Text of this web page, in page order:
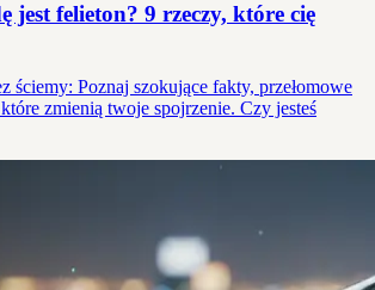
jest felieton? 9 rzeczy, które cię
ściemy: Poznaj szokujące fakty, przełomowe
zmienią twoje spojrzenie. Czy jesteś